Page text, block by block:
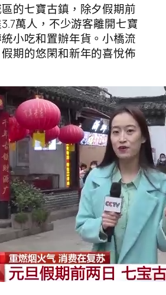
的七寶古鎮，除夕假期前
萬人，不少游客離開七寶
小吃和置辦年貨。小橋流
期的悠閑和新年的喜悅佈